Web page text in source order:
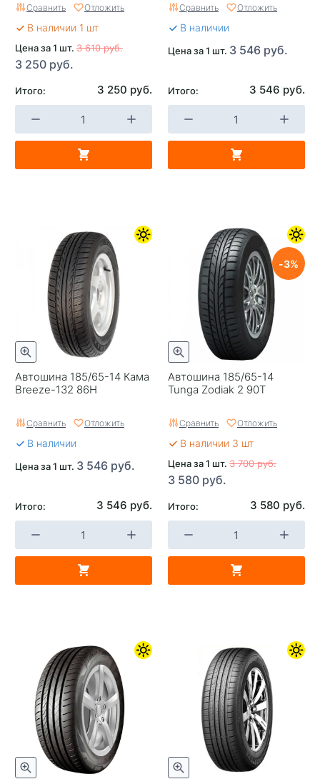
Сравнить Отложить
В наличии 1 шт
Цена за 1 шт. 3 610 руб.
3 250 руб.
Итого: 3 250 руб.
Сравнить Отложить
В наличии
Цена за 1 шт. 3 546 руб.
Итого: 3 546 руб.
Автошина 185/65-14 Кама
Breeze-132 86H
Сравнить Отложить
В наличии
Цена за 1 шт. 3 546 руб.
Итого: 3 546 руб.
Автошина 185/65-14
Tunga Zodiak 2 90T
3
Сравнить Отложить
В наличии 3 шт
Цена за 1 шт. 3 700 руб.
3 580 руб.
Итого: 3 580 руб.